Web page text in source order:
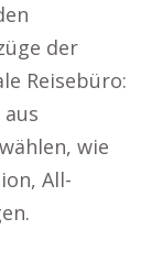
der
Reisebüro:
wie
All-